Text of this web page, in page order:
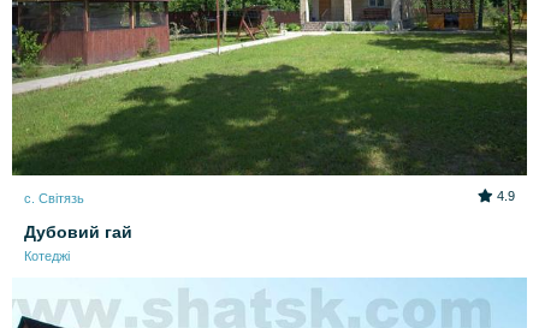
с. Світязь 4.9
Дубовий гай
Котеджі